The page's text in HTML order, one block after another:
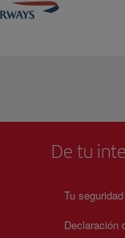
De tu
Tu
Declaración